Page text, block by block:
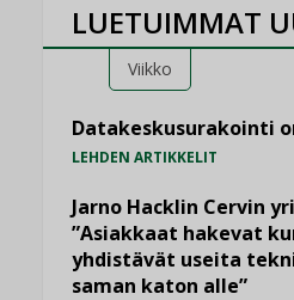
LUETUIMMAT
Viikko
Datakeskusurakointi
LEHDEN ARTIKKELIT
Jarno Hacklin Cervin
”Asiakkaat hakevat
yhdistävät useita
saman katon alle”